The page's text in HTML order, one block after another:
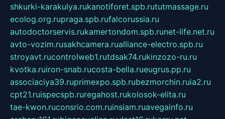
shkurki-karakulya.rukanotiforet.spb.rututmassage.ru
ecolog.org.rupraga.spb.rufalcorussia.ru
autodoctorservis.rukamertondom.spb.runet-life.net.ru
avto-vozim.rusakhcamera.rualliance-electro.spb.ru
stroyavt.rucontrolweb1.rutdsak74.rukinzozo-ru.ru
kvotka.ruiron-snab.rucosta-bella.rueugrus.pp.ru
associaciya39.ruprimexpo.spb.rubezmorchin.ruia2.ru
cpt21.ruispecspb.ruregahost.rukolosok-elita.ru
tae-kwon.ruconsrio.com.ruinsiam.ruavegainfo.ru